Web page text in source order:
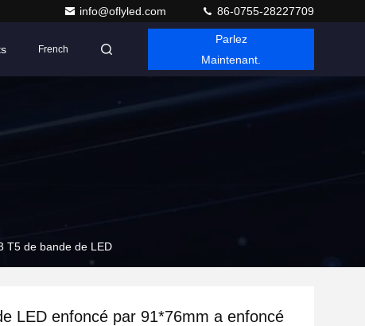
info@oflyled.com 86-0755-28227709
French
Parlez
Maintenant.
T5 de bande de LED
LED enfoncé par 91*76mm a enfoncé